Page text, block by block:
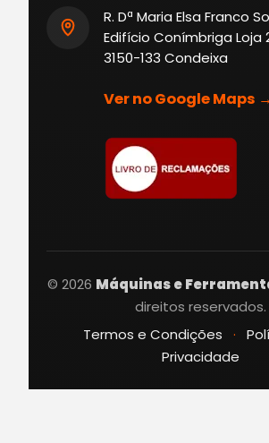
R. Dª Maria Elsa Franco
Edifício Conímbriga Loja
3150-133 Condeixa
Ver no Google Maps →
© 2026 Máquinas e
direitos reservados.
Termos e Condições
·
Privacidade